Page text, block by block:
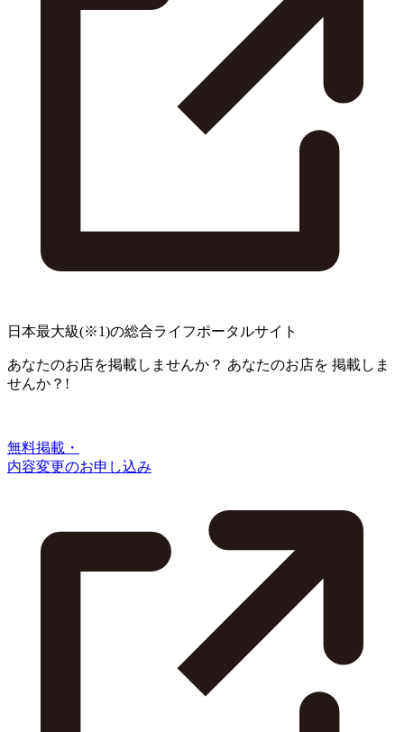
日本最大級(※1)の総合ライフポータルサイト
あなたのお店を掲載しませんか？ あなたのお店を 掲載しま
せんか？!
無料掲載・
内容変更のお申し込み